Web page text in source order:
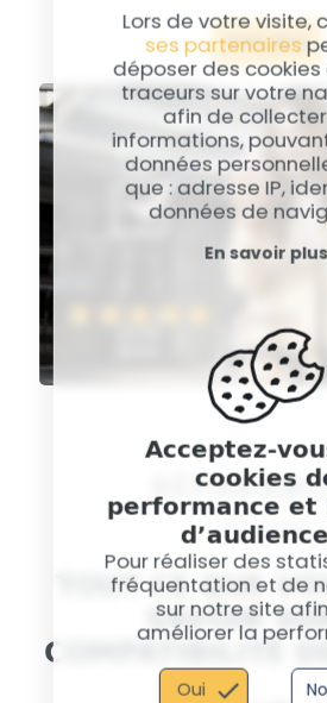
Lors de votre visite,
ses partenaires
déposer des cookies
traceurs sur votre
afin de
informations,
données
que : adresse IP,
données de
En savoir plus
Acceptez-
cookies
performance et
Pour réaliser des
fréquentation et de
sur notre site
améliorer la
Oui
Voir plus
22 mai 2025
TOUT CE QUE
SAVOIR
COMPATIBILITÉ